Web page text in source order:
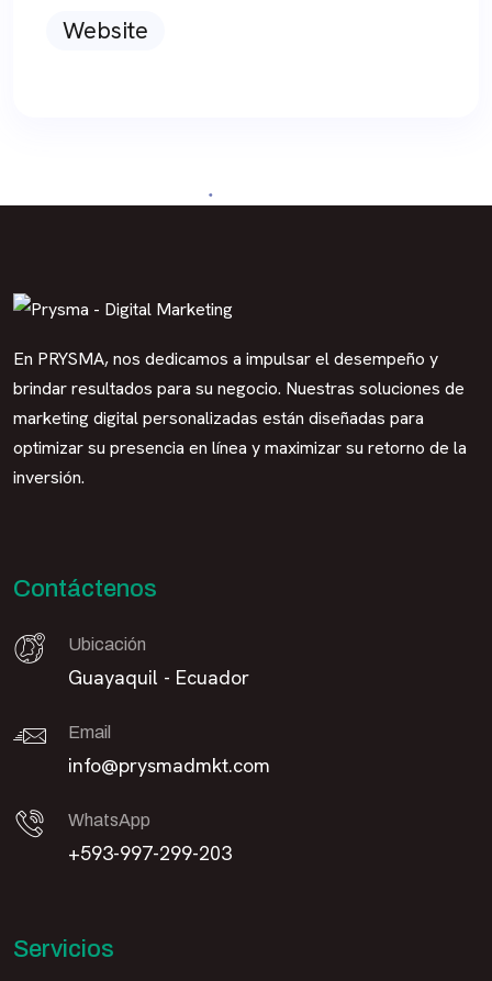
Website
En PRYSMA, nos dedicamos a impulsar el desempeño y
brindar resultados para su negocio. Nuestras soluciones de
marketing digital personalizadas están diseñadas para
optimizar su presencia en línea y maximizar su retorno de la
inversión.
Contáctenos
Ubicación
Guayaquil - Ecuador
Email
info@prysmadmkt.com
WhatsApp
+593-997-299-203
Servicios